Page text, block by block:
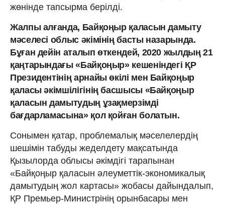
жөнінде тапсырма берілді.
Жалпы алғанда, Байқоңыр қа­ласын дамыту
мәселесі облыс әкі­мінің бас­ты назарында.
Бұған дейін аталып өткендей, 2020 жылдың 21
қаңтарындағы «Байқоңыр» кешеніндегі ҚР
Президентінің арнайы өкілі мен Байқоңыр
қаласы әкімшілігінің басшысы «Байқоңыр
қала­сын дамытудың ұзақмерзімді
бағдарламасына» қол қойған болатын.
Сонымен қатар, проблемалық мәселелердің
шешімін табуды жеделдету мақсатында
Қызылорда облысы әкімдігі тарапынан
«Байқоңыр қаласын әлеуметтік-экономикалық
дамытудың жол картасы» жобасы дайындалып,
ҚР Премьер-Министрінің орынбасары мен